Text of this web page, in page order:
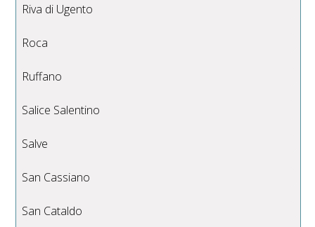
Riva di Ugento
Roca
Ruffano
Salice Salentino
Salve
San Cassiano
San Cataldo